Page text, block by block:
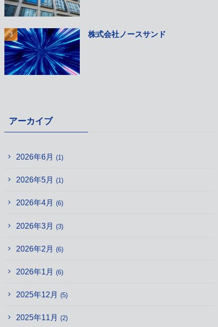
株式会社ノースサンド
アーカイブ
2026年6月 (1)
2026年5月 (1)
2026年4月 (6)
2026年3月 (3)
2026年2月 (6)
2026年1月 (6)
2025年12月 (5)
2025年11月 (2)